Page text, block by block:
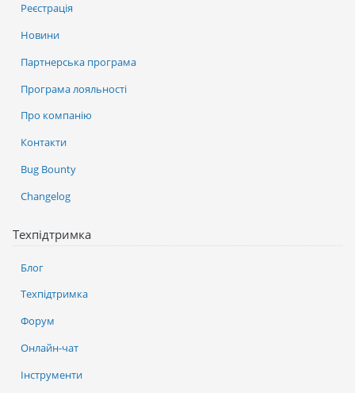
Реєстрація
Новини
Партнерська програма
Програма лояльності
Про компанію
Контакти
Bug Bounty
Changelog
Техпідтримка
Блог
Техпідтримка
Форум
Онлайн-чат
Інструменти